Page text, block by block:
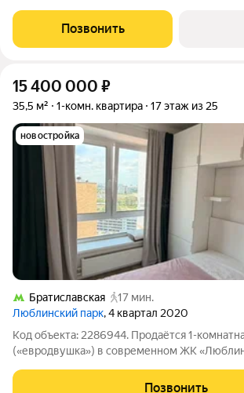
просторный двор. В квартире много
Актуальное состояние на
Позвонить
15 400 000 ₽
35,5 м² 1-комн. квартира 17 этаж из 25
новостройка
Братиславская
17 мин.
Люблинский парк, 4 квартал 2020
Код объекта: 2286944. Продаётся 1-
(«евродвушка») в современном ЖК
ти этажного дома. ПродуманнаяПозвонить